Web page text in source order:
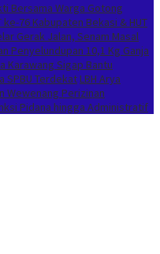
Bersama Warga Gotong
ke-76 Kabupaten Bekasi & HUT
Gerak Jalan, Senam Masal
Penyelundupan 10,1 Kg Ganja
Karawang Sigap Bantu
SPBU Terdekat LBH Arya
Wewenang Perizinan
Pidana hingga Administratif